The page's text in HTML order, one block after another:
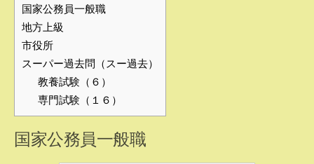
国家公務員一般職
地方上級
市役所
スーパー過去問（スー過去）
教養試験（６）
専門試験（１６）
国家公務員一般職